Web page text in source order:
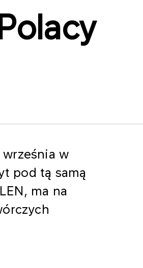
września w
pod tą samą
ma na